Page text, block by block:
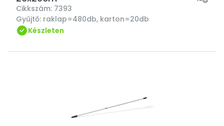
Cikkszám: 7393
Gyűjtő: raklap=480db, karton=20db
Készleten